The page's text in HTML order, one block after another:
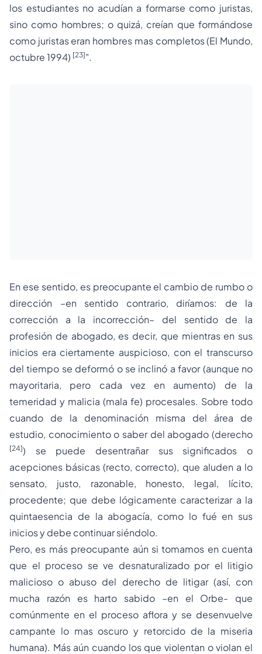
los estudiantes no acudían a formarse como juristas,
sino como hombres; o quizá, creían que formándose
como juristas eran hombres mas completos (El Mundo,
octubre 1994) [23]".
En ese sentido, es preocupante el cambio de rumbo o
dirección –en sentido contrario, diríamos: de la
corrección a la incorrección– del sentido de la
profesión de abogado, es decir, que mientras en sus
inicios era ciertamente auspicioso, con el transcurso
del tiempo se deformó o se inclinó a favor (aunque no
mayoritaria, pero cada vez en aumento) de la
temeridad y malicia (mala fe) procesales. Sobre todo
cuando de la denominación misma del área de
estudio, conocimiento o saber del abogado (derecho
[24]) se puede desentrañar sus significados o
acepciones básicas (recto, correcto), que aluden a lo
sensato, justo, razonable, honesto, legal, lícito,
procedente; que debe lógicamente caracterizar a la
quintaesencia de la abogacía, como lo fué en sus
inicios y debe continuar siéndolo.
Pero, es más preocupante aún si tomamos en cuenta
que el proceso se ve desnaturalizado por el litigio
malicioso o abuso del derecho de litigar (así, con
mucha razón es harto sabido –en el Orbe- que
comúnmente en el proceso aflora y se desenvuelve
campante lo mas oscuro y retorcido de la miseria
humana). Más aún cuando los que violentan o violan el